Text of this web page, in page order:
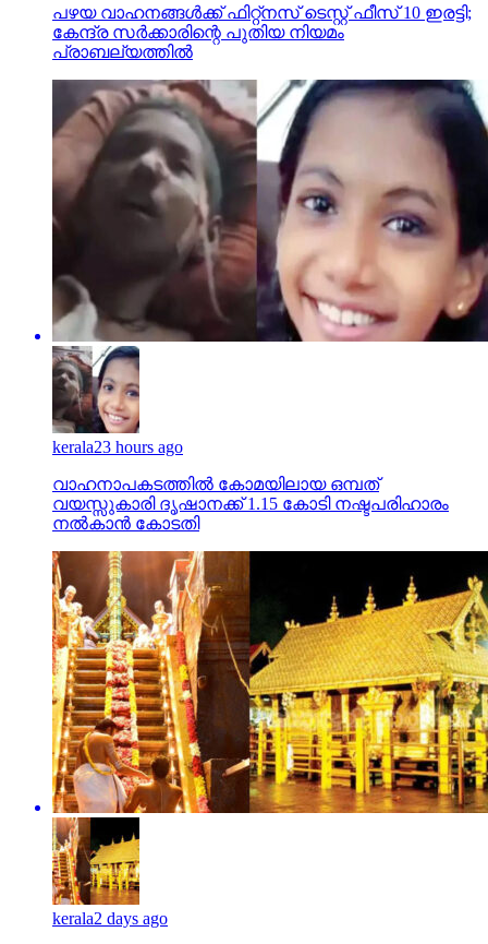
പഴയ വാഹനങ്ങള്‍ക്ക് ഫിറ്റ്‌നസ് ടെസ്റ്റ് ഫീസ് 10 ഇരട്ടി;
കേന്ദ്ര സര്‍ക്കാരിന്റെ പുതിയ നിയമം
പ്രാബല്യത്തില്‍
kerala23 hours ago
വാഹനാപകടത്തില്‍ കോമയിലായ ഒമ്പത്
വയസ്സുകാരി ദൃഷാനക്ക് 1.15 കോടി നഷ്ടപരിഹാരം
നല്‍കാന്‍ കോടതി
kerala2 days ago